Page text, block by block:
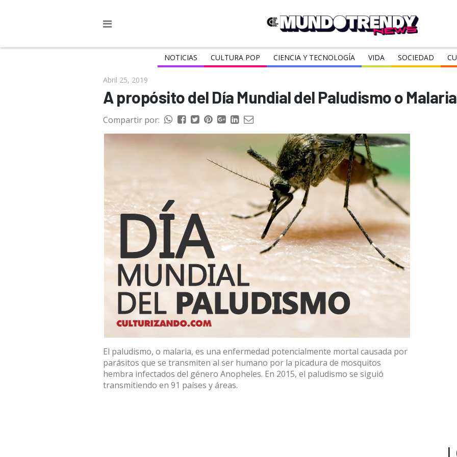
NOTICIAS CULTURA POP CIENCIA Y TECNOLOGÍA VIDA SOCIEDAD
Abril 25, 2019
A propósito del Día Mundial del Paludismo o Malaria
Compartir por:
El paludismo, o malaria, es una enfermedad potencialmente mortal causada por
parásitos que se transmiten al ser humano por la picadura de mosquitos
hembra infectados del género Anopheles. En 2015, el paludismo se siguió
transmitiendo en 91 países y áreas.